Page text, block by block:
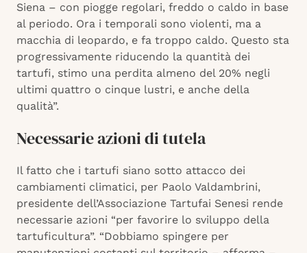
Siena – con piogge regolari, freddo o caldo in base
al periodo. Ora i temporali sono violenti, ma a
macchia di leopardo, e fa troppo caldo. Questo sta
progressivamente riducendo la quantità dei
tartufi, stimo una perdita almeno del 20% negli
ultimi quattro o cinque lustri, e anche della
qualità”.
Necessarie azioni di tutela
Il fatto che i tartufi siano sotto attacco dei
cambiamenti climatici, per Paolo Valdambrini,
presidente dell’Associazione Tartufai Senesi rende
necessarie azioni “per favorire lo sviluppo della
tartuficultura”. “Dobbiamo spingere per